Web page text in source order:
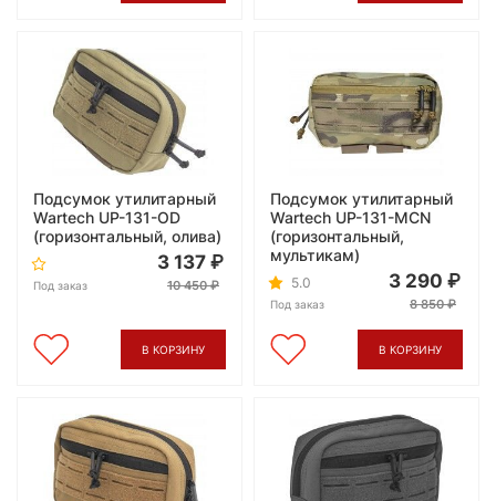
Подсумок утилитарный
Wartech UP-131-OD
(горизонтальный, олива)
Под заказ
3 137
10 450
В КОРЗИНУ
Подсумок утилитарный
Wartech UP-131-MCN
(горизонтальный,
мультикам)
5.0
Под заказ
3 290
8 850
В КОРЗИНУ